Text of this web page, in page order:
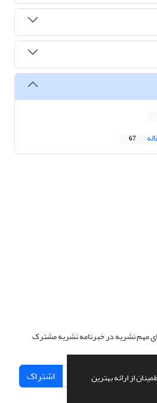
از ارائه بهترین
67
مهم نشریه در خبرنامه نشریه مشترک
اشتراک